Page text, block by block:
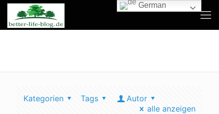
Kategorien Tags
Autor
alle anzeigen
German